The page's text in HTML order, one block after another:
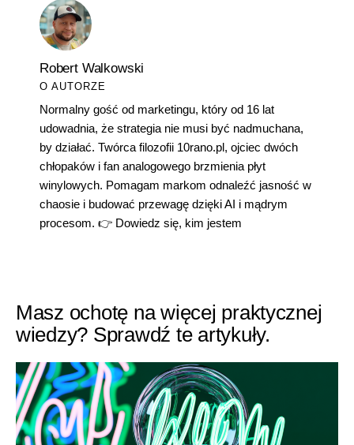
Robert Walkowski
O AUTORZE
Normalny gość od marketingu, który od 16 lat
udowadnia, że strategia nie musi być nadmuchana,
by działać. Twórca filozofii 10rano.pl, ojciec dwóch
chłopaków i fan analogowego brzmienia płyt
winylowych. Pomagam markom odnaleźć jasność w
chaosie i budować przewagę dzięki AI i mądrym
procesom. 👉 Dowiedz się, kim jestem
Masz ochotę na więcej praktycznej
wiedzy? Sprawdź te artykuły.